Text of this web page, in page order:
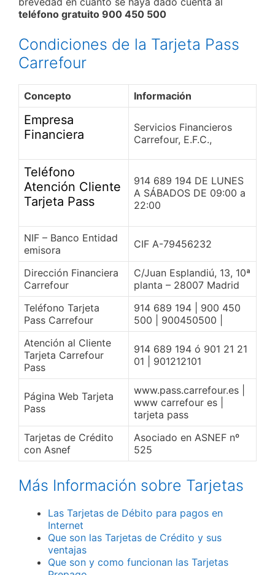
teléfono gratuito 900 450 500
Condiciones de la Tarjeta Pass
Carrefour
Concepto Información
Empresa
Financiera
Servicios Financieros
Carrefour, E.F.C.,
Teléfono
Atención Cliente
Tarjeta Pass
914 689 194 DE LUNES
A SÁBADOS DE 09:00 a
22:00
NIF – Banco Entidad
emisora
CIF A-79456232
Dirección Financiera
Carrefour
C/Juan Esplandiú, 13, 10ª
planta – 28007 Madrid
Teléfono Tarjeta
Pass Carrefour
914 689 194 | 900 450
500 | 900450500 |
Atención al Cliente
Tarjeta Carrefour
Pass
914 689 194 ó 901 21 21
01 | 901212101
Página Web Tarjeta
Pass
www.pass.carrefour.es |
www carrefour es |
tarjeta pass
Tarjetas de Crédito
con Asnef
Asociado en ASNEF nº
525
Más Información sobre Tarjetas
Las Tarjetas de Débito para pagos en
Internet
Que son las Tarjetas de Crédito y sus
ventajas
Que son y como funcionan las Tarjetas